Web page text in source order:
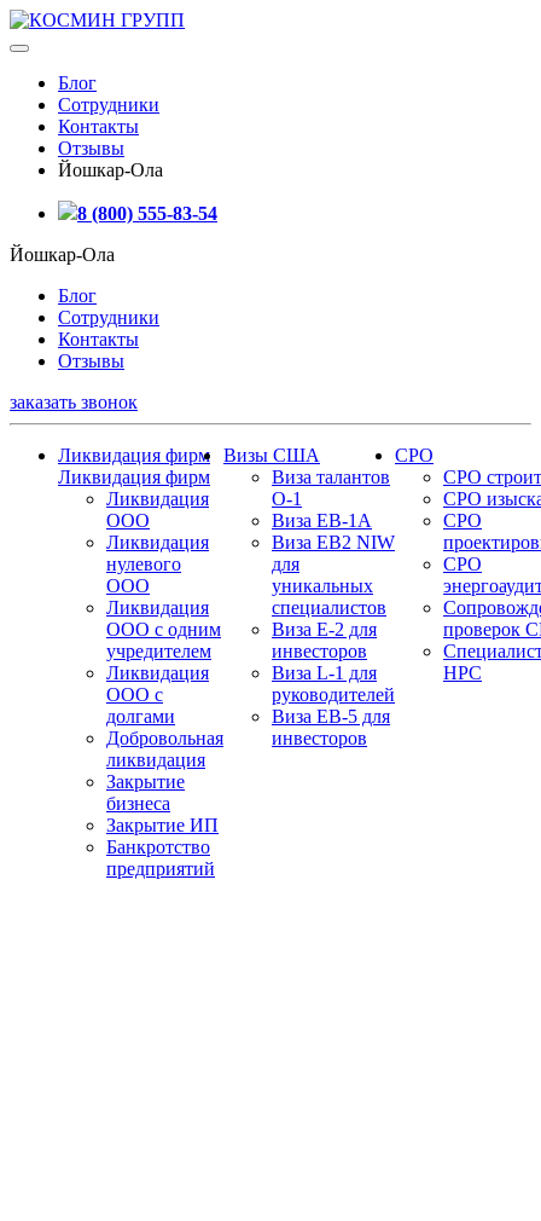
Блог
Сотрудники
Контакты
Отзывы
Йошкар-Ола
8 (800) 555-83-54
Йошкар-Ола
Блог
Сотрудники
Контакты
Отзывы
заказать звонок
Ликвидация фирм
Ликвидация фирм
Ликвидация
ООО
Ликвидация
нулевого
ООО
Ликвидация
ООО с одним
учредителем
Ликвидация
ООО с
долгами
Добровольная
ликвидация
Закрытие
бизнеса
Закрытие ИП
Банкротство
предприятий
Визы США
Виза талантов
О-1
Виза EB-1A
Виза EB2 NIW
для
уникальных
специалистов
Виза E-2 для
инвесторов
Виза L-1 для
руководителей
Виза EB-5 для
инвесторов
СРО
СРО
СРО
СРО
СРО
проверок
НРС